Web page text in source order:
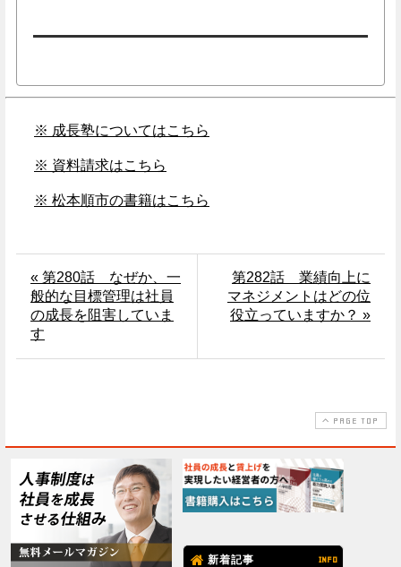
※ 成長塾についてはこちら
※ 資料請求はこちら
※ 松本順市の書籍はこちら
« 第280話 なぜか、一
般的な目標管理は社員
の成長を阻害していま
す
第282話 業績向上に
マネジメントはどの位
役立っていますか？ »
PAGE TOP
新着記事 INFO